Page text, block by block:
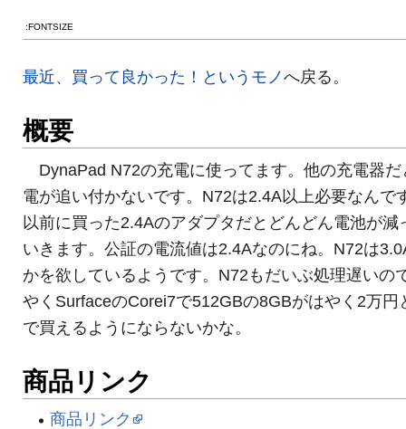
:FONTSIZE
最近、買って良かった！というモノへ戻る。
概要
DynaPad N72の充電に使ってます。他の充電器だ
電が追い付かないです。N72は2.4A以上必要なんで
以前に買った2.4Aのアダプタだとどんどん電池が減
いきます。公証の電流値は2.4Aなのにね。N72は
かを欲しているようです。N72もだいぶ処理遅いの
やくSurfaceのCorei7で512GBの8GBがはやく2万円
で買えるようにならないかな。
商品リンク
商品リンク